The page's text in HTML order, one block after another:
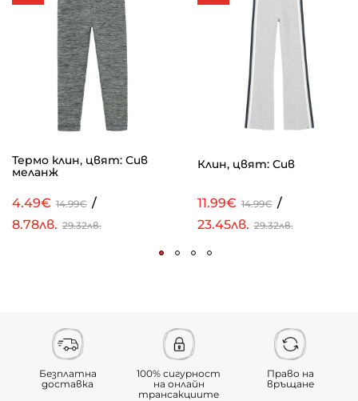
Термо клин, цвят: Сив
меланж
4.49€ 14.99€ /
8.78лв. 29.32лв.
Клин, цвят: Сив
11.99€ 14.99€ /
23.45лв. 29.32лв.
Безплатна
доставка
100% сигурност
на онлайн
трансакциите
Право на
връщане